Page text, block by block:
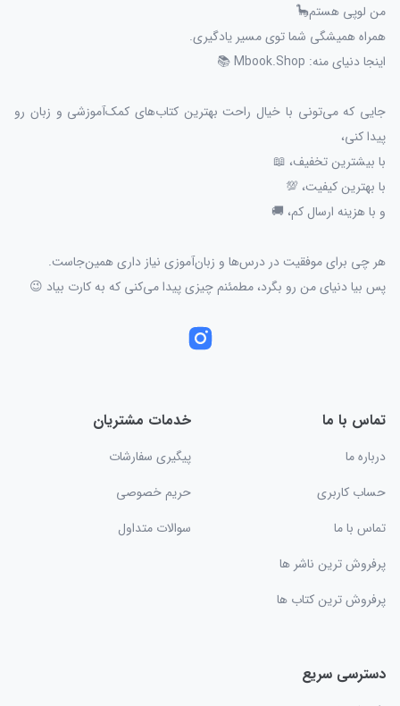
من لوپی هستم🦕
همراه همیشگی شما توی مسیر یادگیری.
اینجا دنیای منه: Mbook.Shop 📚
جایی که می‌تونی با خیال راحت بهترین کتاب‌های کمک‌آموزشی و زبان رو
پیدا کنی،
با بیشترین تخفیف، 📖
با بهترین کیفیت، 💯
و با هزینه ارسال کم، 🚚
هر چی برای موفقیت در درس‌ها و زبان‌آموزی نیاز داری همین‌جاست.
پس بیا دنیای من رو بگرد، مطمئنم چیزی پیدا می‌کنی که به کارت بیاد 😉
تماس با ما
درباره ما
حساب کاربری
تماس با ما
پرفروش ترین ناشر ها
پرفروش ترین کتاب ها
خدمات مشتریان
پیگیری سفارشات
حریم خصوصی
سوالات متداول
دسترسی سریع